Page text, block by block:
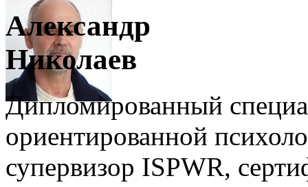
Александр
Николаев
Дипломированный
ориентированной
супервизор ISPWR,